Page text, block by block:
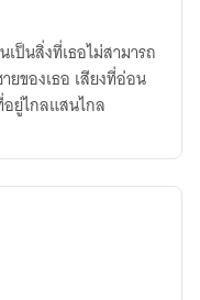
ป็นสิ่งที่เธอไม่สามารถ
ยของเธอ เสียงที่อ่อน
อยู่ไกลแสนไกล